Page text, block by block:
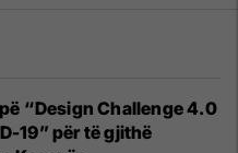
“Design Challenge 4.0
19” për të gjithë